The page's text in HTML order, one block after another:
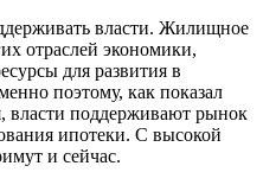
власти. Жилищное
отраслей экономики,
для развития в
поэтому, как показал
власти поддерживают рынок
ипотеки. С высокой
и сейчас.